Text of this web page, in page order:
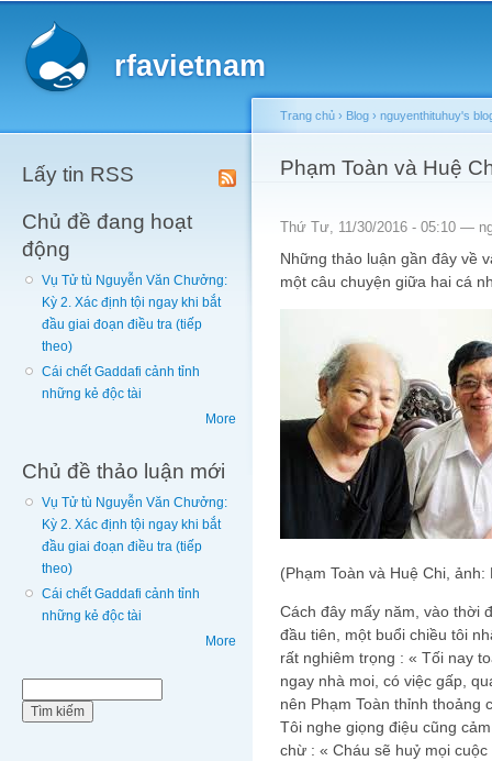
rfavietnam
Lấy tin RSS
Chủ đề đang hoạt
động
Vụ Tử tù Nguyễn Văn Chưởng:
Kỳ 2. Xác định tội ngay khi bắt
đầu giai đoạn điều tra (tiếp
theo)
Cái chết Gaddafi cảnh tỉnh
những kẻ độc tài
More
Chủ đề thảo luận mới
Vụ Tử tù Nguyễn Văn Chưởng:
Kỳ 2. Xác định tội ngay khi bắt
đầu giai đoạn điều tra (tiếp
theo)
Cái chết Gaddafi cảnh tỉnh
những kẻ độc tài
More
You are here
Trang chủ › Blog › nguyenthituhuy's
Phạm Toàn và Huệ
Thứ Tư, 11/30/2016 - 05:10 —
Những thảo luận gần đây về
một câu chuyện giữa hai cá
(Phạm Toàn và Huệ Chi, ảnh:
Cách đây mấy năm, vào thời
đầu tiên, một buổi chiều tôi
rất nghiêm trọng : « Tối nay
ngay nhà moi, có việc gấp,
nên Phạm Toàn thỉnh thoảng
Tôi nghe giọng điệu cũng
chừ : « Cháu sẽ huỷ mọi